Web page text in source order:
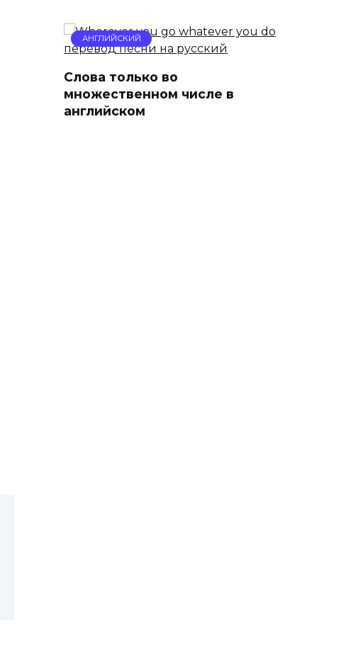
АНГЛИЙСКИЙ
Слова только во
множественном числе в
английском